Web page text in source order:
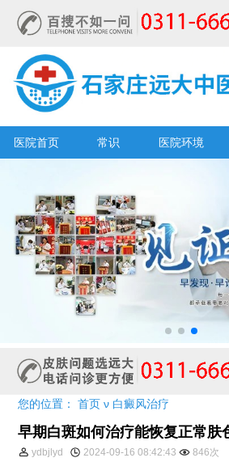
医院首页 常识 医院环境
您的位置：首页 ν 白癜风治疗
早期白斑如何治疗能恢复正常肤
ydbjlyd 2024-09-16 08:42:43 846次